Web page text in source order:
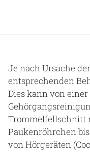
Je nach Ursache
entsprechenden
Dies kann von
Trommelfellschnitt
Paukenröhrchen
von Hörgeräten